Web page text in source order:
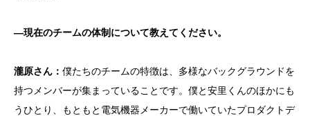
―現在のチームの体制について教えてください。
瀧原さん： 僕たちのチームの特徴は、多様なバックグラウンドを
持つメンバーが集まっていることです。僕と安里くんのほかにも
うひとり、もともと電気機器メーカーで働いていたプロダクトデ